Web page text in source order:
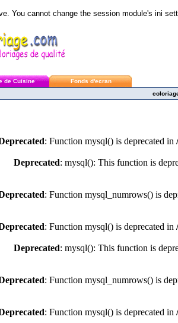
You cannot change the session module's ini
de Cuisine
Fonds d'ecran
: Function mysql() is deprecated in
Deprecated: mysql(): This function is
: Function mysql_numrows() is
: Function mysql() is deprecated in
Deprecated: mysql(): This function is
: Function mysql_numrows() is
: Function mysql() is deprecated in